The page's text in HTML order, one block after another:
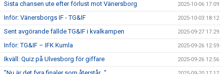
Sista chansen ute efter förlust mot Vänersborg 2025-10-06 17:09
Inför: Vänersborgs IF - TG&IF 2025-10-03 18:12
Sent avgörande fällde TG&IF i kvalkampen 2025-09-27 17:29
Inför: TG&IF – IFK Kumla 2025-09-26 12:59
Ikväll: Quiz på Ulvesborg för giffare 2025-09-26 12:56